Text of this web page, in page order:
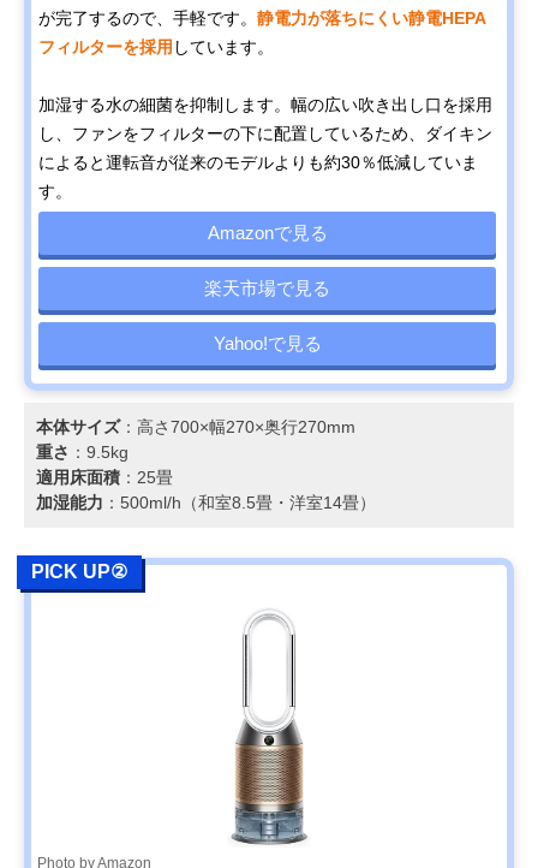
が完了するので、手軽です。 静電力が落ちにくい静電HEPA
フィルターを採用 しています。
加湿する水の細菌を抑制します。幅の広い吹き出し口を採用
し、ファンをフィルターの下に配置しているため、ダイキン
によると運転音が従来のモデルよりも約30％低減していま
す。
Amazonで見る
楽天市場で見る
Yahoo!で見る
本体サイズ：高さ700×幅270×奥行270mm
重さ ：9.5kg
適用床面積 ：25畳
加湿能力 ：500ml/h（和室8.5畳・洋室14畳）
PICK UP②
Photo by Amazon